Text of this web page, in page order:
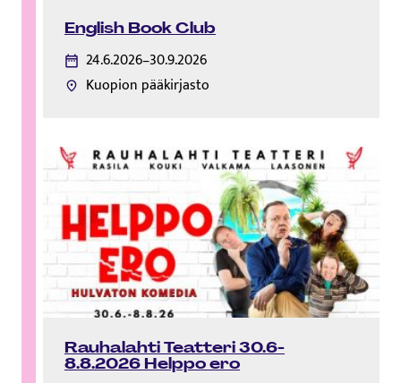
English Book Club
24.6.2026–30.9.2026
Kuopion pääkirjasto
Rauhalahti Teatteri 30.6-
8.8.2026 Helppo ero